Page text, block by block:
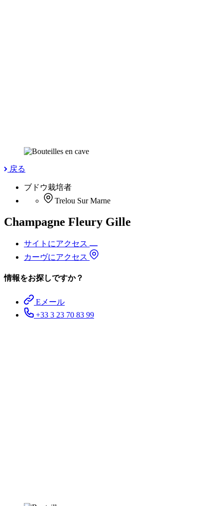
戻る
ブドウ栽培者
Trelou Sur Marne
Champagne Fleury Gille
サイトにアクセス
カーヴにアクセス
情報をお探しですか？
Eメール
+33 3 23 70 83 99